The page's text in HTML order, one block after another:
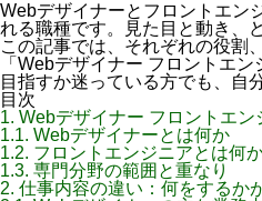
Webデザイナーとフロントエン
れる職種です。見た目と動き、
この記事では、それぞれの役割
「Webデザイナー フロントエ
目指すか迷っている方でも、自
目次
1. Webデザイナー フロントエ
1.1. Webデザイナーとは何か
1.2. フロントエンジニアとは何
1.3. 専門分野の範囲と重なり
2. 仕事内容の違い：何をするか